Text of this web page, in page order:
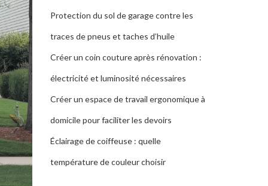
Protection du sol de garage contre les
traces de pneus et taches d’huile
Créer un coin couture après rénovation :
électricité et luminosité nécessaires
Créer un espace de travail ergonomique à
domicile pour faciliter les devoirs
Éclairage de coiffeuse : quelle
température de couleur choisir